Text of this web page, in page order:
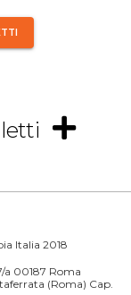
Italia 2018
a 00187 Roma
(Roma) Cap.